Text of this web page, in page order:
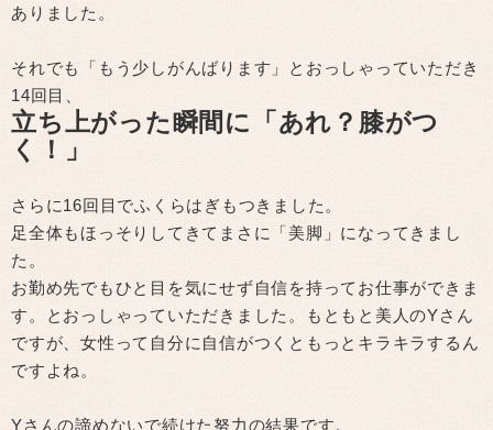
ありました。
それでも「もう少しがんばります」とおっしゃっていただき
14回目、
立ち上がった瞬間に「あれ？膝がつ
く！」
さらに16回目でふくらはぎもつきました。
足全体もほっそりしてきてまさに「美脚」になってきまし
た。
お勤め先でもひと目を気にせず自信を持ってお仕事ができま
す。とおっしゃっていただきました。もともと美人のYさん
ですが、女性って自分に自信がつくともっとキラキラするん
ですよね。
Yさんの諦めないで続けた努力の結果です。